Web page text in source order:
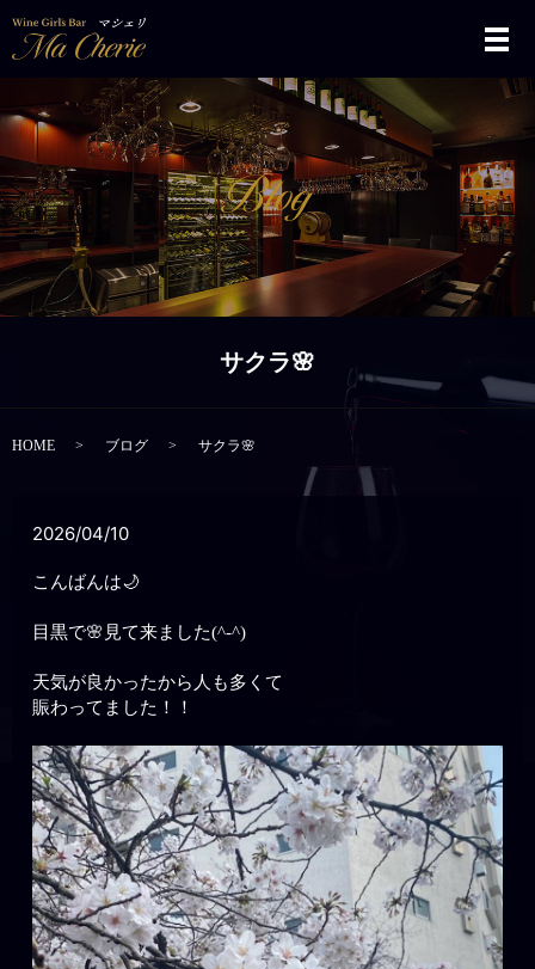
メ
サクラ🌸
HOME ブログ サクラ🌸
2026/04/10
こんばんは🌙
目黒で🌸見て来ました(^-^)
天気が良かったから人も多くて
賑わってました！！